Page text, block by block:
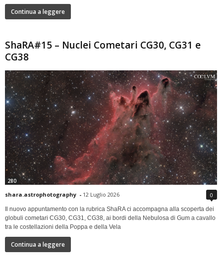
Continua a leggere
ShaRA#15 – Nuclei Cometari CG30, CG31 e
CG38
280
shara.astrophotography - 12 Luglio 2026 0
Il nuovo appuntamento con la rubrica ShaRA ci accompagna alla scoperta dei
globuli cometari CG30, CG31, CG38, ai bordi della Nebulosa di Gum a cavallo
tra le costellazioni della Poppa e della Vela
Continua a leggere